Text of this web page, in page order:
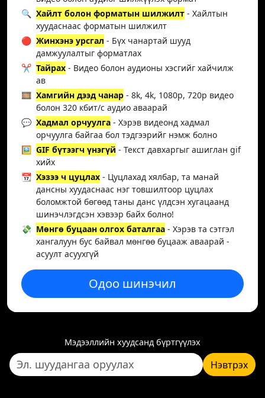
🔍 Хайлт болон форматын шилжилт - Хайлтын
хуудаснаас форматын шилжилт
🔴 Жинхэнэ урсгал - Бүх чанартай шууд
дамжуулалтыг форматлах
✂️ Тайрах - Видео болон аудионы хэсгийг хайчилж
ав
🎞️ Хамгийн дээд чанар - 8k, 4k, 1080p, 720p видео
болон 320 кбит/с аудио аваарай
💬 Хадмал орчуулга - Хэрэв видеонд хадмал
орчуулга байгаа бол тэдгээрийг нэмж болно
🖼️ GIF бүтээгч үнэгүй - Текст давхаргыг ашиглан gif
хийх
📆 Хэзээ ч цуцлах - Цуцлахад хялбар, та манай
дансны хуудаснаас нэг товшилтоор цуцлах
боломжтой бөгөөд таны данс үлдсэн хугацаанд
шинэчлэгдсэн хэвээр байх болно!
💸 Мөнгө буцаан олгох баталгаа - Хэрэв та сэтгэл
хангалуун бус байвал мөнгөө буцааж аваарай -
асуулт асуухгүй
Одоо шинэчил
Мэдээллийн хуудсанд бүртгүүлэх
Нэвтрэх